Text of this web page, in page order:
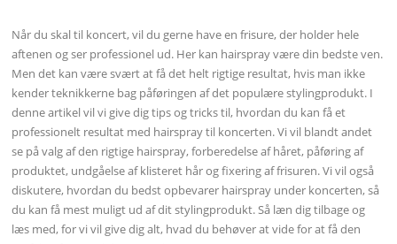
Når du skal til koncert, vil du gerne have en frisure, der holder hele
aftenen og ser professionel ud. Her kan hairspray være din bedste ven.
Men det kan være svært at få det helt rigtige resultat, hvis man ikke
kender teknikkerne bag påføringen af det populære stylingprodukt. I
denne artikel vil vi give dig tips og tricks til, hvordan du kan få et
professionelt resultat med hairspray til koncerten. Vi vil blandt andet
se på valg af den rigtige hairspray, forberedelse af håret, påføring af
produktet, undgåelse af klisteret hår og fixering af frisuren. Vi vil også
diskutere, hvordan du bedst opbevarer hairspray under koncerten, så
du kan få mest muligt ud af dit stylingprodukt. Så læn dig tilbage og
læs med, for vi vil give dig alt, hvad du behøver at vide for at få den